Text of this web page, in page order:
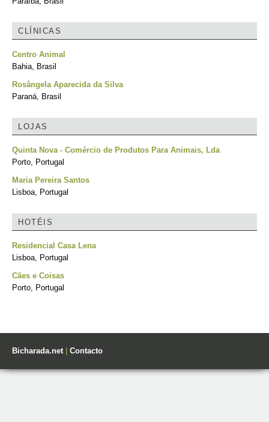
CLÍNICAS
Centro Animal
Bahia, Brasil
Rosângela Aparecida da Silva
Paraná, Brasil
LOJAS
Quinta Nova - Comércio de Produtos Para Animais, Lda
Porto, Portugal
Maria Pereira Santos
Lisboa, Portugal
HOTÉIS
Residencial Casa Lena
Lisboa, Portugal
Cães e Coisas
Porto, Portugal
Bicharada.net| Contacto